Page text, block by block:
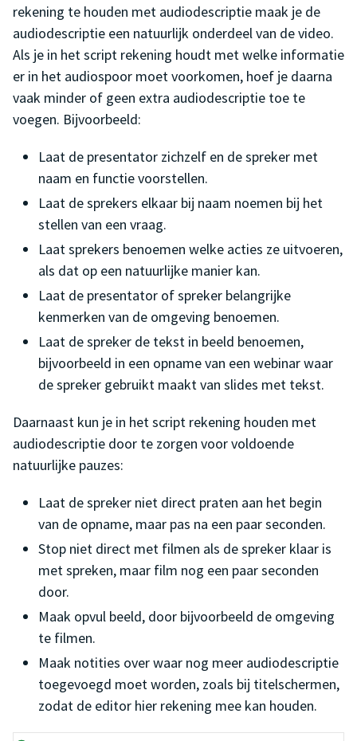
rekening te houden met audiodescriptie maak je de
audiodescriptie een natuurlijk onderdeel van de video.
Als je in het script rekening houdt met welke informatie
er in het audiospoor moet voorkomen, hoef je daarna
vaak minder of geen extra audiodescriptie toe te
voegen. Bijvoorbeeld:
Laat de presentator zichzelf en de spreker met
naam en functie voorstellen.
Laat de sprekers elkaar bij naam noemen bij het
stellen van een vraag.
Laat sprekers benoemen welke acties ze uitvoeren,
als dat op een natuurlijke manier kan.
Laat de presentator of spreker belangrijke
kenmerken van de omgeving benoemen.
Laat de spreker de tekst in beeld benoemen,
bijvoorbeeld in een opname van een webinar waar
de spreker gebruikt maakt van slides met tekst.
Daarnaast kun je in het script rekening houden met
audiodescriptie door te zorgen voor voldoende
natuurlijke pauzes:
Laat de spreker niet direct praten aan het begin
van de opname, maar pas na een paar seconden.
Stop niet direct met filmen als de spreker klaar is
met spreken, maar film nog een paar seconden
door.
Maak opvul beeld, door bijvoorbeeld de omgeving
te filmen.
Maak notities over waar nog meer audiodescriptie
toegevoegd moet worden, zoals bij titelschermen,
zodat de editor hier rekening mee kan houden.